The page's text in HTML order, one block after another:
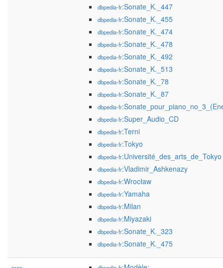
dbpedia-fr:Sonate_K._447
dbpedia-fr:Sonate_K._455
dbpedia-fr:Sonate_K._474
dbpedia-fr:Sonate_K._478
dbpedia-fr:Sonate_K._492
dbpedia-fr:Sonate_K._513
dbpedia-fr:Sonate_K._78
dbpedia-fr:Sonate_K._87
dbpedia-fr
dbpedia-fr:Super_Audio_CD
dbpedia-fr:Terni
dbpedia-fr:Tokyo
dbpedia-fr:Université_des_arts_de_Tokyo
dbpedia-fr:Vladimir_Ashkenazy
dbpedia-fr:Wrocław
dbpedia-fr:Yamaha
dbpedia-fr:Milan
dbpedia-fr:Miyazaki
dbpedia-fr:Sonate_K._323
dbpedia-fr:Sonate_K._475